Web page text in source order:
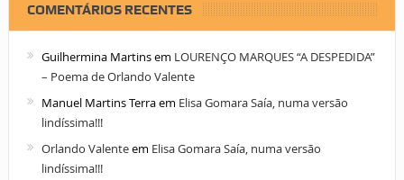
COMENTÁRIOS RECENTES
Guilhermina Martinsem LOURENÇO MARQUES “A DESPEDIDA”
– Poema de Orlando Valente
Manuel Martins Terraem Elisa Gomara Saía, numa versão
lindíssima!!!
Orlando Valenteem Elisa Gomara Saía, numa versão
lindíssima!!!